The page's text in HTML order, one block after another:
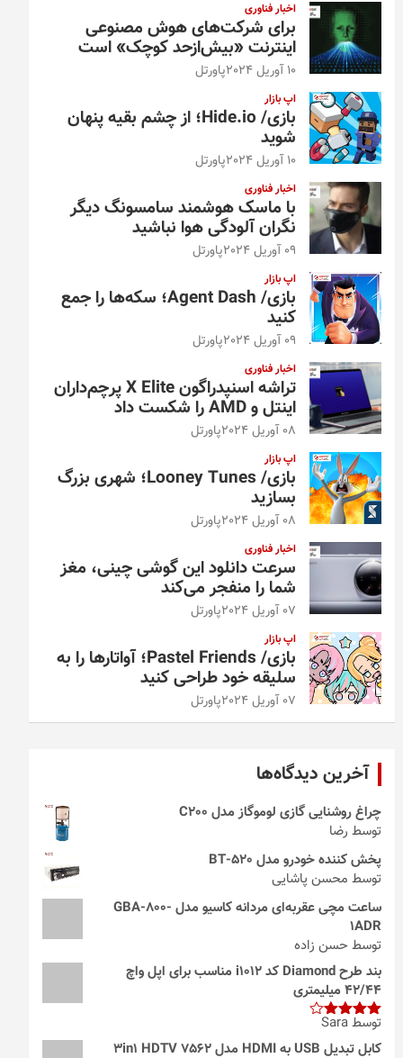
اخبار فناوری
برای شرکت‌های هوش مصنوعی
اینترنت «بیش‌از‌حد کوچک» است
10 آوریل 2024 پاورتل
اپ بازار
بازی/ Hide.io؛ از چشم بقیه پنهان
شوید
10 آوریل 2024 پاورتل
اخبار فناوری
با ماسک هوشمند سامسونگ دیگر
نگران آلودگی هوا نباشید
09 آوریل 2024 پاورتل
اپ بازار
بازی/ Agent Dash؛ سکه‌ها را جمع
کنید
09 آوریل 2024 پاورتل
اخبار فناوری
تراشه اسنپدراگون X Elite پرچم‌داران
اینتل و AMD را شکست داد
08 آوریل 2024 پاورتل
اپ بازار
بازی/ Looney Tunes؛ شهری بزرگ
بسازید
08 آوریل 2024 پاورتل
اخبار فناوری
سرعت دانلود این گوشی چینی، مغز
شما را منفجر می‌کند
07 آوریل 2024 پاورتل
اپ بازار
بازی/ Pastel Friends؛ آواتارها را به
سلیقه خود طراحی کنید
07 آوریل 2024 پاورتل
آخرین دیدگاه‌ها
چراغ روشنایی گازی لوموگاز مدل C200
توسط رضا
پخش کننده خودرو مدل 520-BT
توسط محسن پاشایی
ساعت مچی عقربه‌ای مردانه کاسیو مدل GBA-800-
1ADR
توسط حسن زاده
بند طرح Diamond کد i1012 مناسب برای اپل واچ
42/44 میلیمتری
امتیاز4
از 5
توسط Sara
کابل تبدیل USB به HDMI مدل 3in1 HDTV 7562